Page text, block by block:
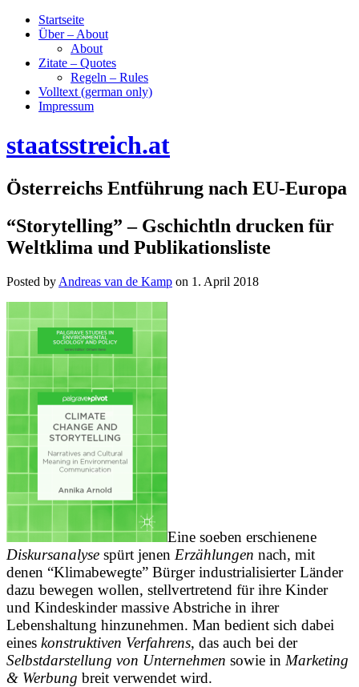
Startseite
Über – About
About
Zitate – Quotes
Regeln – Rules
Volltext (german only)
Impressum
staatsstreich.at
Österreichs Entführung nach EU-Europa
“Storytelling” – Gschichtln drucken für
Weltklima und Publikationsliste
Posted by Andreas van de Kamp on 1. April 2018
Eine soeben erschienene
Diskursanalyse spürt jenen Erzählungen nach, mit
denen “Klimabewegte” Bürger industrialisierter Länder
dazu bewegen wollen, stellvertretend für ihre Kinder
und Kindeskinder massive Abstriche in ihrer
Lebenshaltung hinzunehmen. Man bedient sich dabei
eines konstruktiven Verfahrens, das auch bei der
Selbstdarstellung von Unternehmen sowie in Marketing
& Werbung breit verwendet wird.